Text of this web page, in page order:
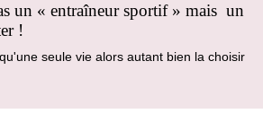
un « entraîneur sportif » mais un
!
seule vie alors autant bien la choisir